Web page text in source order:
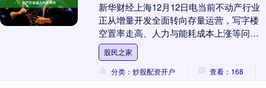
新华财经上海12月12日电当前不动产行业
正从增量开发全面转向存量运营，写字楼
空置率走高、人力与能耗成本上涨等问题
凸显，传统粗放式管理已难以为继。在此
背景下，如何....
股民之家
分类：炒股配资开户
查看：168